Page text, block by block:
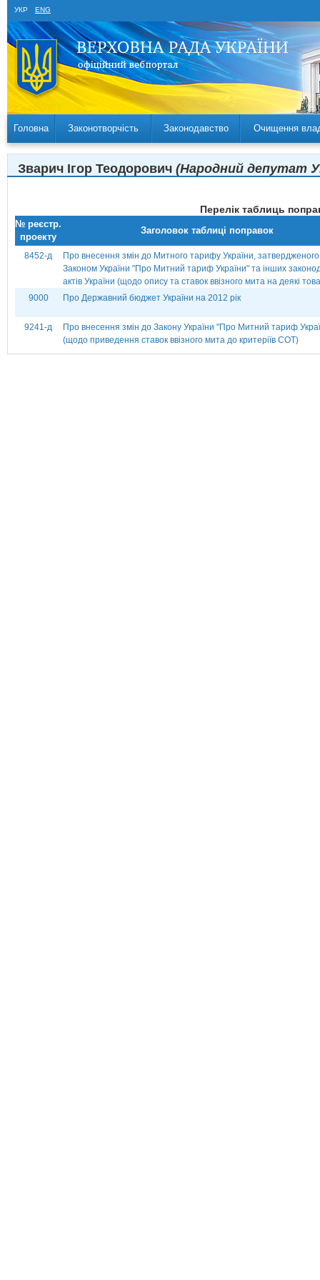
УКР ENG
Головна Законотворчість Законодавство Очищення
Зварич Ігор Теодорович (Народний депутат
Перелік таблиць
№ реєстр.
проекту
Заголовок таблиці поправок
8452-д
Про внесення змін до Митного тарифу України, затвердженого
Законом України "Про Митний тариф України" та інших
актів України (щодо опису та ставок ввізного мита на деякі
9000
Про Державний бюджет України на 2012 рік
9241-д
Про внесення змін до Закону України "Про Митний тариф
(щодо приведення ставок ввізного мита до критеріїв СОТ)